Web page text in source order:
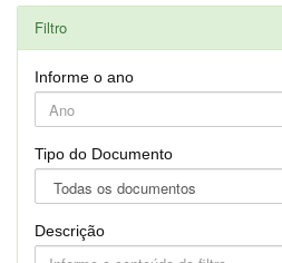
Filtro
Informe o ano
Tipo do Documento
Descrição